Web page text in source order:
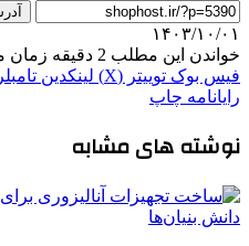
۱۴۰۳/۱۰/۰۱
خواندن این مطلب 2 دقیقه زمان میبرد
فیس بوک توییتر (X) لینکدین ‫تامبلر
رایانامه چاپ
نوشته های مشابه